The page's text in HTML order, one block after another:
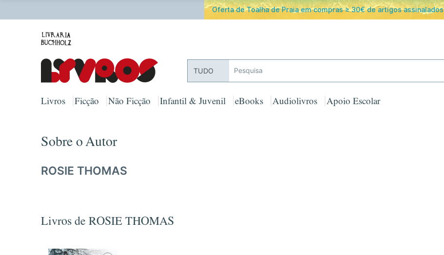
Oferta de Toalha de Praia em compras ≥ 30€ de artigos assinalados
TUDO
Livros Ficção Não Ficção Infantil & Juvenil eBooks Audiolivros Apoio Escolar
Sobre o Autor
ROSIE THOMAS
Livros de ROSIE THOMAS